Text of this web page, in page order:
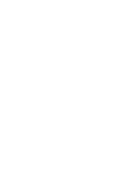
力深夜将其击毙
手拳打脚踢